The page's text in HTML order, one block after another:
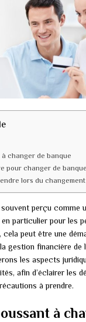
changer de banque
pour changer de banque
lors du
perçu comme
particulier pour les
peut être une
gestion financière de
les aspects
afin d’éclairer les
à prendre.
à